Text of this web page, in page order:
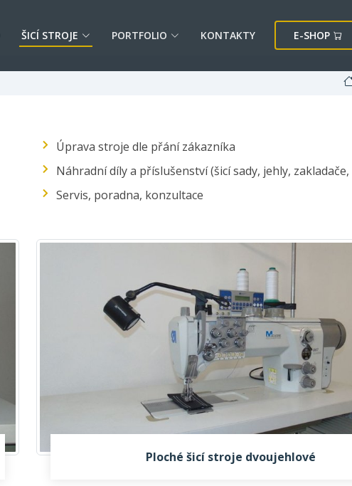
ŠICÍ STROJE PORTFOLIO KONTAKTY E-SHOP
Úprava stroje dle přání zákazníka
Náhradní díly a příslušenství (šicí sady, jehly, zakladače,
Servis, poradna, konzultace
Ploché šicí stroje dvoujehlové